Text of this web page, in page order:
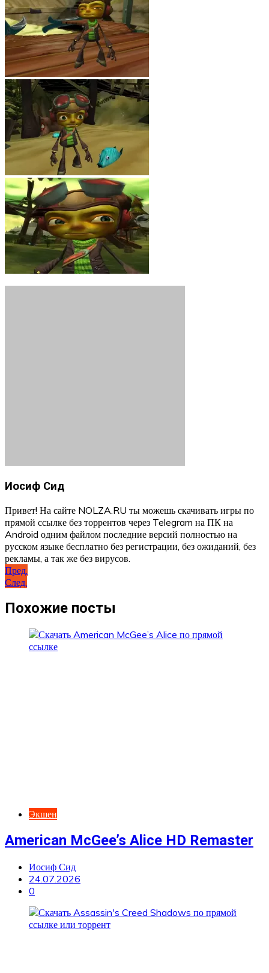
Иосиф Сид
Привет! На сайте NOLZA.RU ты можешь скачивать игры по
прямой ссылке без торрентов через Telegram на ПК на
Android одним файлом последние версий полностью на
русском языке бесплатно без регистрации, без ожиданий, без
рекламы, а так же без вирусов.
Навигация
по
записям
Пред.
След.
Похожие посты
Экшен
American McGee’s Alice HD Remaster
Иосиф Сид
24.07.2026
0